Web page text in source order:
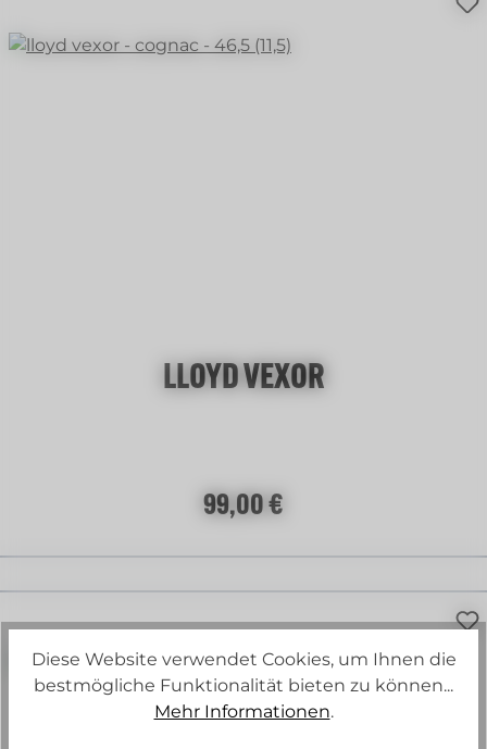
LLOYD VEXOR
Regulärer Preis:
99,00 €
Diese Website verwendet Cookies, um Ihnen die
bestmögliche Funktionalität bieten zu können...
Mehr Informationen.